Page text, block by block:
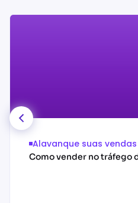
Alavanque suas vendas
Como vender no tráfego